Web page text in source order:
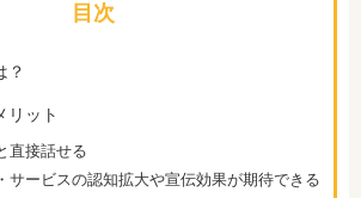
目次
？
リット
直接話せる
サービスの認知拡大や宣伝効果が期待できる